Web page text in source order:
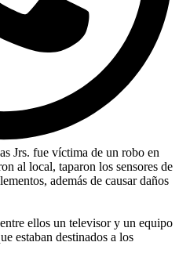
Jrs. fue víctima de un robo en
al local, taparon los sensores de
además de causar daños
ellos un televisor y un equipo
estaban destinados a los